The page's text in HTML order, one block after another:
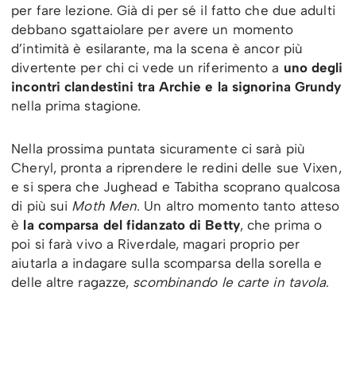
per fare lezione. Già di per sé il fatto che due adulti
debbano sgattaiolare per avere un momento
d’intimità è esilarante, ma la scena è ancor più
divertente per chi ci vede un riferimento a uno degli
incontri clandestini tra Archie e la signorina Grundy
nella prima stagione.
Nella prossima puntata sicuramente ci sarà più
Cheryl, pronta a riprendere le redini delle sue Vixen,
e si spera che Jughead e Tabitha scoprano qualcosa
di più sui Moth Men. Un altro momento tanto atteso
è la comparsa del fidanzato di Betty, che prima o
poi si farà vivo a Riverdale, magari proprio per
aiutarla a indagare sulla scomparsa della sorella e
delle altre ragazze, scombinando le carte in tavola.